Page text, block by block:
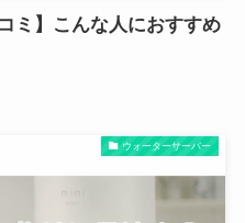
ミ】こんな人におすすめ
ウォーターサーバー